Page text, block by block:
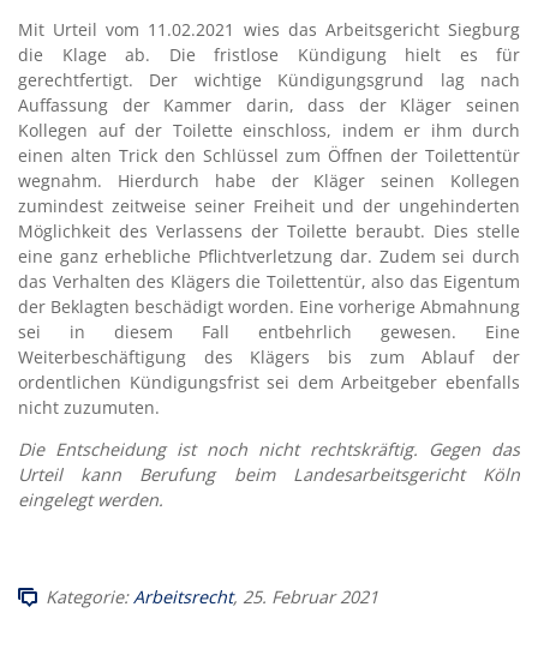
Mit Urteil vom 11.02.2021 wies das Arbeitsgericht Siegburg
die Klage ab. Die fristlose Kündigung hielt es für
gerechtfertigt. Der wichtige Kündigungsgrund lag nach
Auffassung der Kammer darin, dass der Kläger seinen
Kollegen auf der Toilette einschloss, indem er ihm durch
einen alten Trick den Schlüssel zum Öffnen der Toilettentür
wegnahm. Hierdurch habe der Kläger seinen Kollegen
zumindest zeitweise seiner Freiheit und der ungehinderten
Möglichkeit des Verlassens der Toilette beraubt. Dies stelle
eine ganz erhebliche Pflichtverletzung dar. Zudem sei durch
das Verhalten des Klägers die Toilettentür, also das Eigentum
der Beklagten beschädigt worden. Eine vorherige Abmahnung
sei in diesem Fall entbehrlich gewesen. Eine
Weiterbeschäftigung des Klägers bis zum Ablauf der
ordentlichen Kündigungsfrist sei dem Arbeitgeber ebenfalls
nicht zuzumuten.
Die Entscheidung ist noch nicht rechtskräftig. Gegen das
Urteil kann Berufung beim Landesarbeitsgericht Köln
eingelegt werden.
Kategorie:Arbeitsrecht, 25. Februar 2021